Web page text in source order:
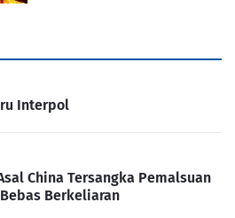
Interpol
China Tersangka Pemalsuan
Berkeliaran